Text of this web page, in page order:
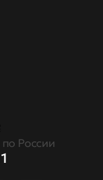
России